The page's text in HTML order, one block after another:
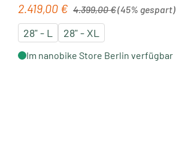
Verkaufspreis:
2.419,00 € 4.399,00 €(45% gespart)
28" - L 28" - XL
Im nanobike Store Berlin verfügbar